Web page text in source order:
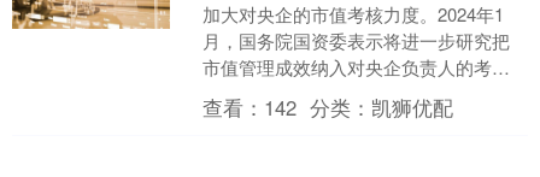
加大对央企的市值考核力度。2024年1
月，国务院国资委表示将进一步研究把
市值管理成效纳入对央企负责人的考
核。建议考核体系中给予市值管理成效
较大权重，以鼓励央企重....
查看： 142 分类： 凯狮优配